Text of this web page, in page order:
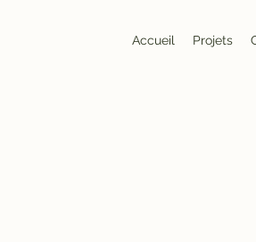
Accueil Projets